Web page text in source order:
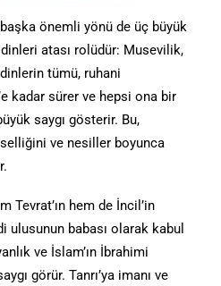
önemli yönü de üç büyük
atası rolüdür: Musevilik,
tümü, ruhani
kadar sürer ve hepsi ona bir
saygı gösterir. Bu,
ve nesiller boyunca
Tevrat’ın hem de İncil’in
ulusunun babası olarak kabul
ve İslam’ın İbrahimi
görür. Tanrı’ya imanı ve